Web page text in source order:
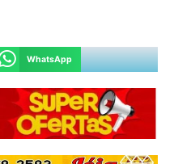
WhatsApp